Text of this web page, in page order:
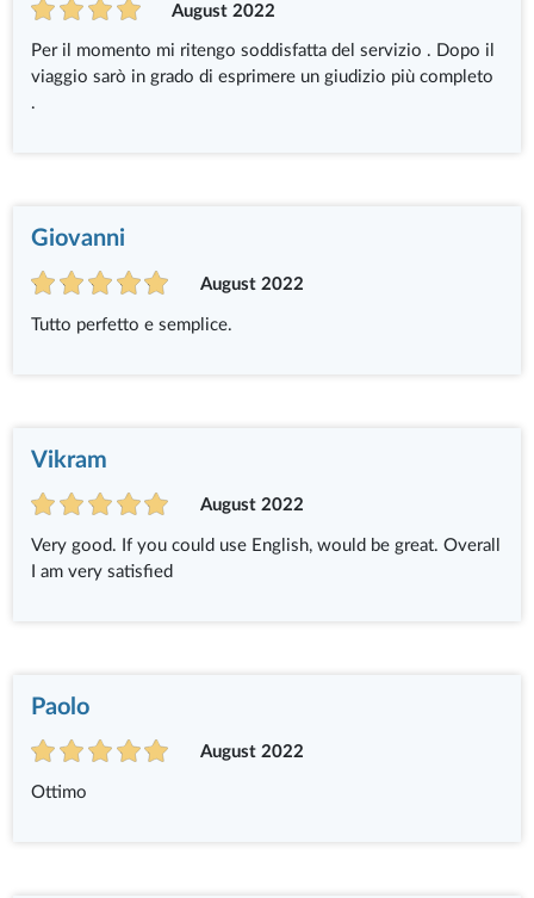
August 2022
Per il momento mi ritengo soddisfatta del servizio . Dopo il
viaggio sarò in grado di esprimere un giudizio più completo
.
Giovanni
August 2022
Tutto perfetto e semplice.
Vikram
August 2022
Very good. If you could use English, would be great. Overall
I am very satisfied
Paolo
August 2022
Ottimo